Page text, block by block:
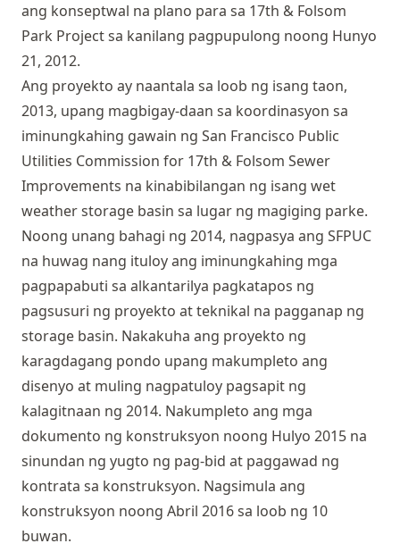
ang konseptwal na plano para sa 17th & Folsom
Park Project sa kanilang pagpupulong noong Hunyo
21, 2012.
Ang proyekto ay naantala sa loob ng isang taon,
2013, upang magbigay-daan sa koordinasyon sa
iminungkahing gawain ng San Francisco Public
Utilities Commission for 17th & Folsom Sewer
Improvements na kinabibilangan ng isang wet
weather storage basin sa lugar ng magiging parke.
Noong unang bahagi ng 2014, nagpasya ang SFPUC
na huwag nang ituloy ang iminungkahing mga
pagpapabuti sa alkantarilya pagkatapos ng
pagsusuri ng proyekto at teknikal na pagganap ng
storage basin. Nakakuha ang proyekto ng
karagdagang pondo upang makumpleto ang
disenyo at muling nagpatuloy pagsapit ng
kalagitnaan ng 2014. Nakumpleto ang mga
dokumento ng konstruksyon noong Hulyo 2015 na
sinundan ng yugto ng pag-bid at paggawad ng
kontrata sa konstruksyon. Nagsimula ang
konstruksyon noong Abril 2016 sa loob ng 10
buwan.